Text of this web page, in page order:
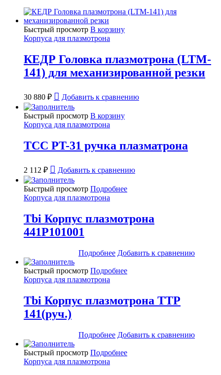
Быстрый просмотр В корзину
Корпуса для плазмотрона
КЕДР Головка плазмотрона (LTM-
141) для механизированной резки
30 880 ₽ Добавить к сравнению
Быстрый просмотр В корзину
Корпуса для плазмотрона
ТСС PT-31 ручка плазматрона
2 112 ₽ Добавить к сравнению
Быстрый просмотр Подробнее
Корпуса для плазмотрона
Tbi Корпус плазмотрона
441Р101001
Подробнее Добавить к сравнению
Быстрый просмотр Подробнее
Корпуса для плазмотрона
Tbi Корпус плазмотрона TTP
141(руч.)
Подробнее Добавить к сравнению
Быстрый просмотр Подробнее
Корпуса для плазмотрона